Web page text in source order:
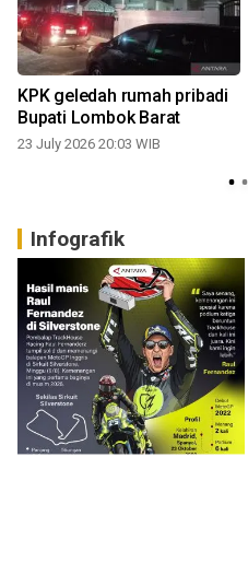
KPK geledah rumah pribadi
Bupati Lombok Barat
23 July 2026 20:03 WIB
Infografik